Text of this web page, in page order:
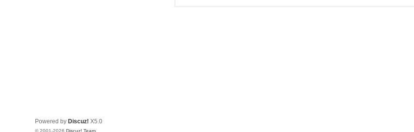
Powered by Discuz! X5.0
© 2001-2026 Discuz! Team